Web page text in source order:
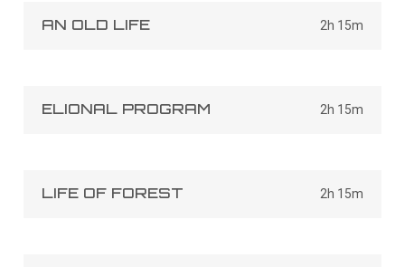
AN OLD LIFE 2h 15m
ELIONAL PROGRAM 2h 15m
LIFE OF FOREST 2h 15m